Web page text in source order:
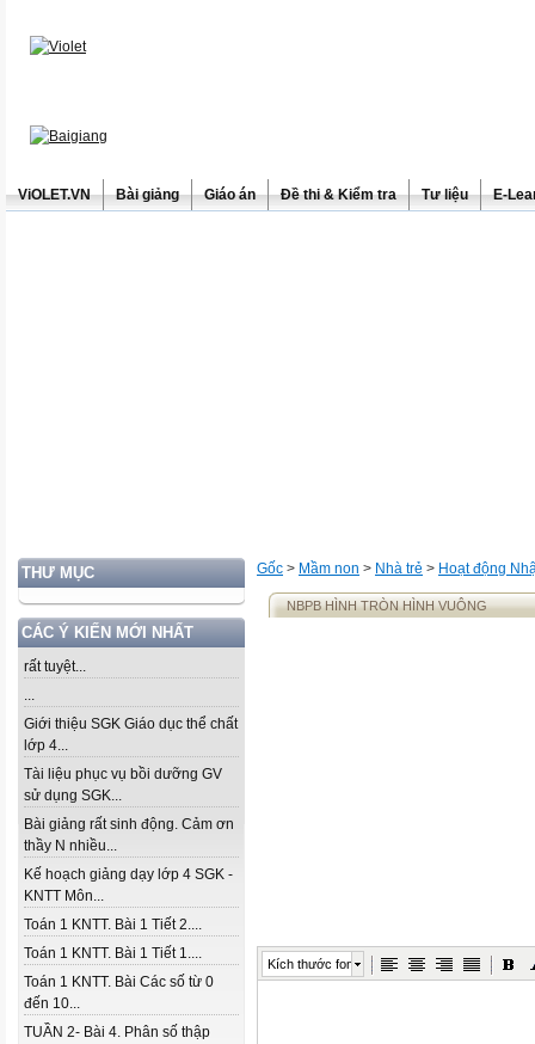
ViOLET.VN Bài giảng Giáo án Đề thi & Kiểm tra Tư liệu E-
THƯ MỤC
CÁC Ý KIẾN MỚI NHẤT
rất tuyệt...
...
Giới thiệu SGK Giáo dục thể chất
lớp 4...
Tài liệu phục vụ bồi dưỡng GV
sử dụng SGK...
Bài giảng rất sinh động. Cảm ơn
thầy N nhiều...
Kế hoạch giảng dạy lớp 4 SGK -
KNTT Môn...
Toán 1 KNTT. Bài 1 Tiết 2....
Toán 1 KNTT. Bài 1 Tiết 1....
Toán 1 KNTT. Bài Các số từ 0
đến 10...
TUẦN 2- Bài 4. Phân số thập
Gốc > Mầm non > Nhà trẻ > Hoạt động
NBPB HÌNH TRÒN HÌNH VUÔNG
Kích thước font